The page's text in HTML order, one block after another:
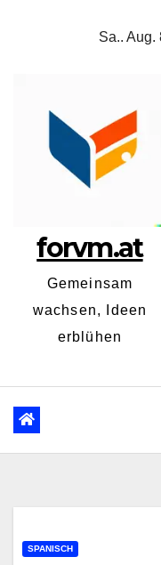
Sa.. Aug.
forvm.at
Gemeinsam
wachsen, Ideen
erblühen
SPANISCH